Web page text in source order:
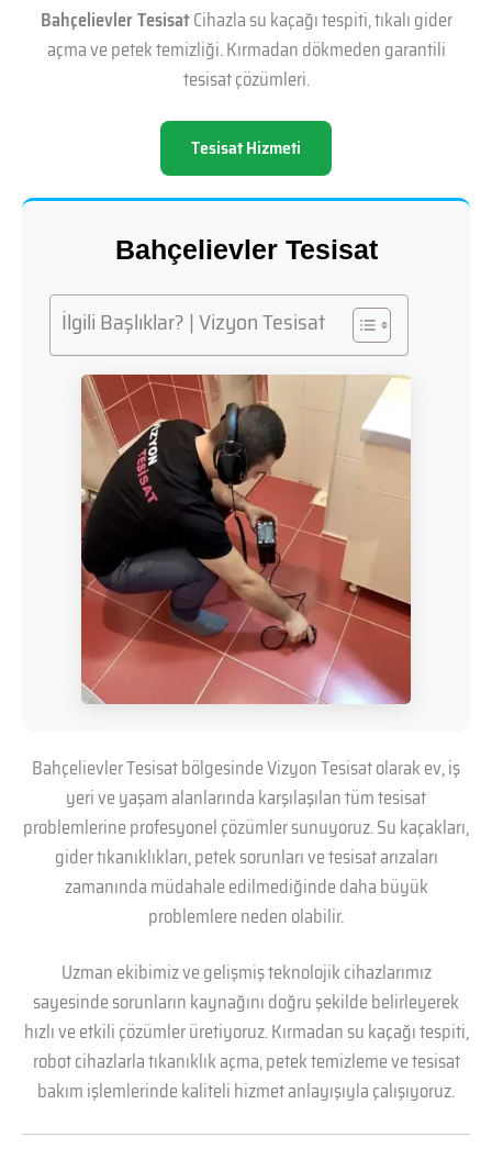
Bahçelievler TesisatCihazla su kaçağı tespiti, tıkalı gider
açma ve petek temizliği. Kırmadan dökmeden garantili
tesisat çözümleri.
Tesisat Hizmeti
Bahçelievler Tesisat
İlgili Başlıklar? | Vizyon Tesisat
Bahçelievler Tesisat bölgesinde Vizyon Tesisat olarak ev, iş
yeri ve yaşam alanlarında karşılaşılan tüm tesisat
problemlerine profesyonel çözümler sunuyoruz. Su kaçakları,
gider tıkanıklıkları, petek sorunları ve tesisat arızaları
zamanında müdahale edilmediğinde daha büyük
problemlere neden olabilir.
Uzman ekibimiz ve gelişmiş teknolojik cihazlarımız
sayesinde sorunların kaynağını doğru şekilde belirleyerek
hızlı ve etkili çözümler üretiyoruz. Kırmadan su kaçağı tespiti,
robot cihazlarla tıkanıklık açma, petek temizleme ve tesisat
bakım işlemlerinde kaliteli hizmet anlayışıyla çalışıyoruz.